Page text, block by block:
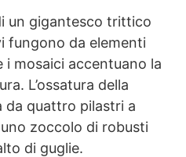
un gigantesco trittico
fungono da elementi
mosaici accentuano la
L’ossatura della
da quattro pilastri a
zoccolo di robusti
di guglie.